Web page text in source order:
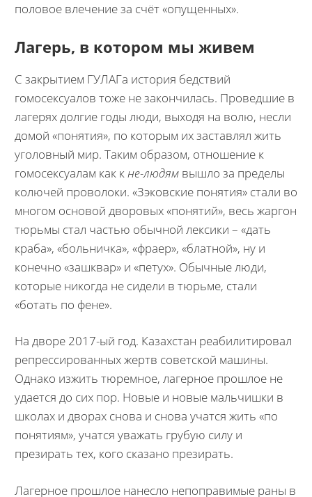
половое влечение за счёт «опущенных».
Лагерь, в котором мы живем
С закрытием ГУЛАГа история бедствий
гомосексуалов тоже не закончилась. Проведшие в
лагерях долгие годы люди, выходя на волю, несли
домой «понятия», по которым их заставлял жить
уголовный мир. Таким образом, отношение к
гомосексуалам как кне-людямвышло за пределы
колючей проволоки. «Зэковские понятия» стали во
многом основой дворовых «понятий», весь жаргон
тюрьмы стал частью обычной лексики – «дать
краба», «больничка», «фраер», «блатной», ну и
конечно «зашквар» и «петух». Обычные люди,
которые никогда не сидели в тюрьме, стали
«ботать по фене».
На дворе 2017-ый год. Казахстан реабилитировал
репрессированных жертв советской машины.
Однако изжить тюремное, лагерное прошлое не
удается до сих пор. Новые и новые мальчишки в
школах и дворах снова и снова учатся жить «по
понятиям», учатся уважать грубую силу и
презирать тех, кого сказано презирать.
Лагерное прошлое нанесло непоправимые раны в